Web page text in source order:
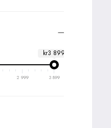
kr3 899
2 999 3 899